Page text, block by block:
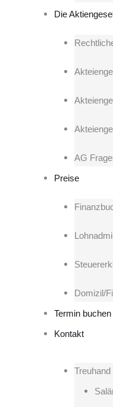
Die
AG
Preise
Domizil/
Termin buchen
Kontakt
Treuhand